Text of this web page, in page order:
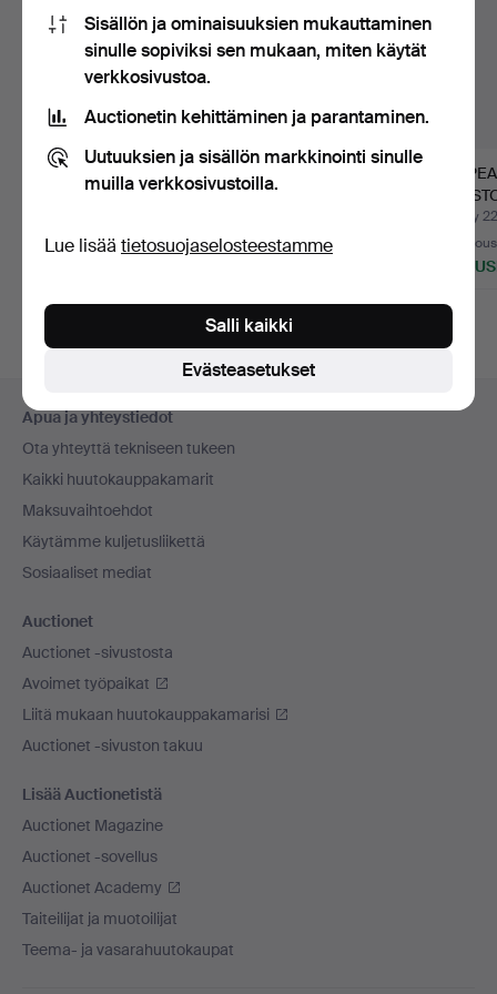
MITALEJA pronssi 10
kpl SEKÄ
Arvio
MUISTORAHAT sekä
rintaneula CG Hallberg
16 tarjousta
Myyty
8
296
Alatunnistenavigaatio
Apua ja yhteystiedot
Ota yhteyttä tekniseen tukeen
Kaikki huutokauppakamarit
Maksuvaihtoehdot
Käytämme kuljetusliikettä
Sosiaaliset mediat
Auctionet
Auctionet -sivustosta
Avoimet työpaikat
Liitä mukaan huutokauppakamarisi
Auctionet -sivuston takuu
Lisää Auctionetistä
Auctionet Magazine
Auctionet -sovellus
Auctionet Academy
Taiteilijat ja muotoilijat
Teema- ja vasarahuutokaupat
Sisällön ja ominaisuuksien mukauttaminen
sinulle sopiviksi sen mukaan, miten käytät
verkkosivustoa.
Auctionetin kehittäminen ja parantaminen.
Uutuuksien ja sisällön markkinointi sinulle
muilla verkkosivustoilla.
Lue lisää tietosuojaselosteestamme
Evästeasetukset
Salli kaikki